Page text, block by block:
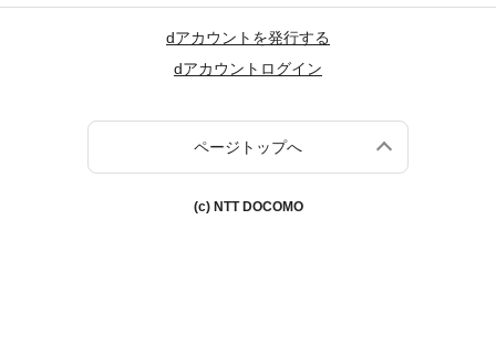
dアカウントを発行する
dアカウントログイン
ページトップへ
(c) NTT DOCOMO